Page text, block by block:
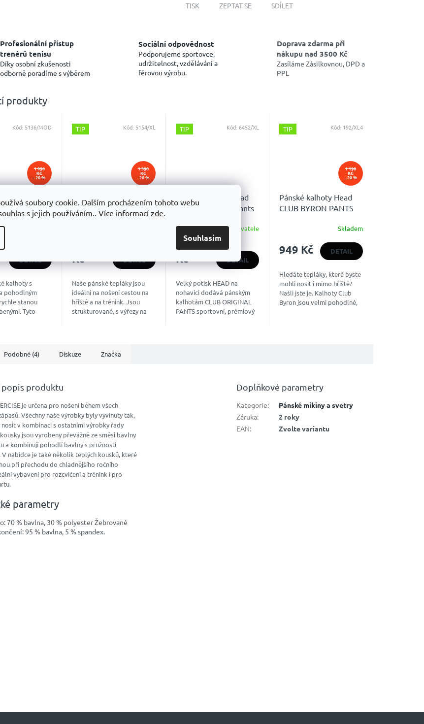
soubory cookie. Dalším procházením tohoto webu
s jejich používáním.. Více informacízde.
Souhlasím
TISK ZEPTAT SE SDÍLET
Profesionální přístup
trenérů tenisu
Díky osobní zkušenosti
odborně poradíme s výběrem
Sociální odpovědnost
Podporujeme sportovce,
udržitelnost, vzdělávání a
férovou výrobu.
Doprava zdarma při
nákupu nad 3500 Kč
Zasíláme Zásilkovnou, DPD a
PPL
produkty
1 990
KČ
–20 %
Babolat
2024
DETAIL
kalhoty s
pohodlným
stanou
Tyto
Kód: 5136/MOD TIP
1 390
KČ
–20 %
Pánské kalhoty Babolat
EXERCISE JOGGER
PANT 2024
Kč
DETAIL
Naše pánské tepláky jsou
ideální na nošení cestou na
hřiště a na trénink. Jsou
strukturované, s výřezy na
Kód: 5154/XL TIP
Pánské kalhoty Head
CLUB ORIGINAL Pants
Skladem u dodavatele
1 059
Kč
DETAIL
Velký potisk HEAD na
nohavici dodává pánským
kalhotám CLUB ORIGINAL
PANTS sportovní, prémiový
Kód:6452/XL TIP
1 190
KČ
–20 %
Pánské kalhoty Head
CLUB BYRON PANTS
Skladem
949 Kč DETAIL
Hledáte tepláky, které byste
mohli nosit i mimo hřiště?
Našli jste je. Kalhoty Club
Byron jsou velmi pohodlné,
Kód: 192/XL4
Podobné (4) Diskuze Značka
produktu
je určena pro nošení během všech
Všechny naše výrobky byly vyvinuty tak,
nosit v kombinaci s ostatními výrobky řady
jsou vyrobeny převážně ze směsi bavlny
a kombinují pohodlí bavlny s pružností
V nabídce je také několik teplých kousků, které
při přechodu do chladnějšího ročního
vybavení pro rozcvičení a trénink i pro
parametry
70 % bavlna, 30 % polyester Žebrované
95 % bavlna, 5 % spandex.
Doplňkové parametry
Kategorie:
Pánské mikiny a svetry
Záruka:
2 roky
EAN: Zvolte variantu